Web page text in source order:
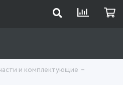
и комплектующие